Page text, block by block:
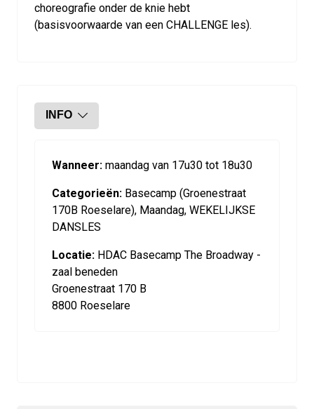
choreografie onder de knie hebt
(basisvoorwaarde van een CHALLENGE les).
INFO
Wanneer: maandag van 17u30 tot 18u30
Categorieën: Basecamp (Groenestraat
170B Roeselare), Maandag, WEKELIJKSE
DANSLES
Locatie: HDAC Basecamp The Broadway -
zaal beneden
Groenestraat 170 B
8800 Roeselare